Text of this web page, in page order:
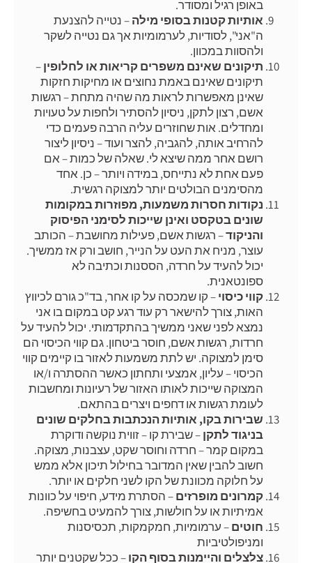
באופן רגיל ומסודר.
אותיות קטנות בסופי מילה– נטייה להצנעת
ה"אני", לסודיות, לערמומיות אך גם נטייה לשקר
ולהסוות במכוון.
תיקונים שאינם משפרים קריאות או לחלופין–
תיקונים שאינם באמת נחוצים או מחיקות חזקות
שאינן מאפשרות לראות מה שהיה מתחת – רגשות
אשם, רצון לתקן, ניסיון להסתיר ולחפות על טעויות
ומחדלים. אות שחוזרים עליה הרבה פעמים כדי
להרחיב אותה, להגביה, להצר ועוד – ניסיון ליצור
רושם אחר ממה שיצא לי. שאלה של כמות – אם
פעם אחת לא נתייחס, במידה ויותר – כן. אחד
מהסימנים הבולטים יותר למצוקה רגשית.
נקודות חסרות משמעות, מפוזרות במקומות
שונים בטקסט ואינן שייכות לסימני הפיסוק
והניקוד– רגשות אשם, פעילות מחושבת – הכותב
עוצר, מניח את העט על הנייר, חושב ורק אז ממשיך.
יכול להעיד על חרדה, הססנות וכתיבה לא
ספונטאנית.
קווי כיסוי– קו שמכסה על קו אחר, בד"כ גורם לכיווץ
האות, צורך להישאר רק עוד רגע קט במקום בו אני
נמצא לפני שאני ממשיך בהתקדמותי. יכול להעיד על
חרדות, רגשות אשם, חוסר ביטחון. גם קווי הכיסוי הם
סימן למצוקה. יש לתת משמעות לאזור בו קיימים קווי
הכיסוי – עליון, אמצעי ותחתון כאשר ההסתרה ו/או
המצוקה שייכות לאותו האזור של רעיונות ומחשבות
לעומת רגשות או דחפים ויצרים בהתאם.
שבירות בקו, אותיות הנכתבות בחלקים שונים
בניגוד לתקן– שבירת קו – זווית נוקשה ודוקרת
במקום קמר – חרדה וחוסר שקט, עצבנות, מצוקה.
חשוב להבין שאין המדובר בחילול תיכון אלא ממש
על חלוקה מכוונת של הקו לשני חלקים או יותר.
קמרונים מופרזים– הסתרת מידע, חיפוי על כוונות
אמיתיות או על חולשות, צורך להמעיט בחשיפה.
חוטים– ערמומיות, חמקמקות, תכסיסנות
ומניפולטיביות
צלצלים והיימנות בסוף הקו– ככל שקטנים יותר